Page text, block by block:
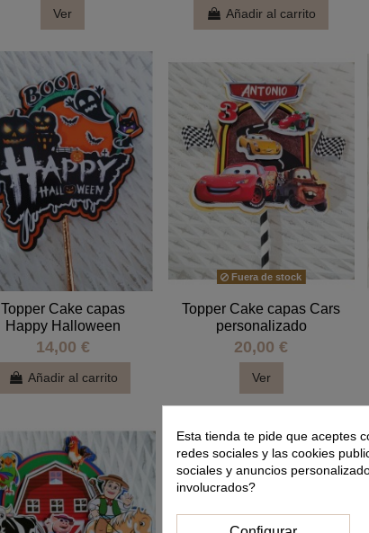
Ver Añadir al carrito
Topper Cake capas
Happy Halloween
14,00 €
Añadir al carrito
Fuera de stock
Topper Cake capas Cars
personalizado
20,00 €
Ver
Esta tienda te pide que aceptes
redes sociales y las cookies
sociales y anuncios
involucrados?